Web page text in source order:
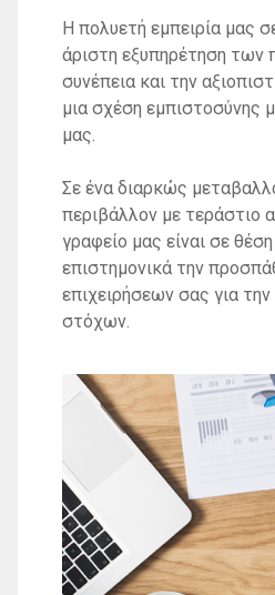
Η πολυετή εμπειρία μας
άριστη εξυπηρέτηση των
συνέπεια και την
μια σχέση εμπιστοσύνης
μας.
Σε ένα διαρκώς
περιβάλλον με τεράστιο
γραφείο μας είναι σε
επιστημονικά την
επιχειρήσεων σας για
στόχων.